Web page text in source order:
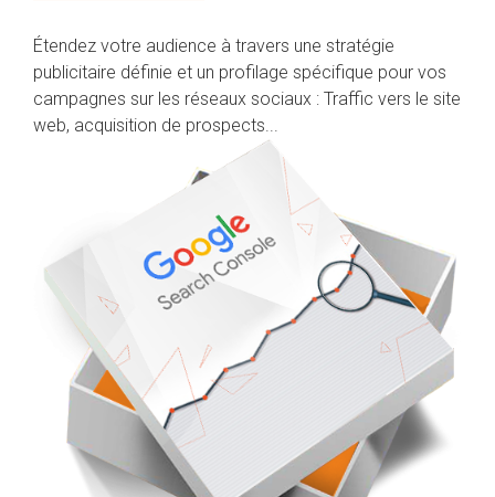
Étendez votre audience à travers une stratégie
publicitaire définie et un profilage spécifique pour vos
campagnes sur les réseaux sociaux : Traffic vers le site
web, acquisition de prospects...